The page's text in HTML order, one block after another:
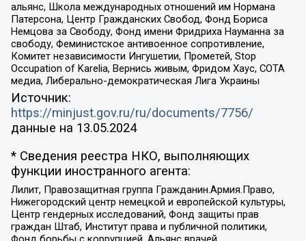
альянс, Школа международных отношений им Нормана
Патерсона, Центр Гражданских Свобод, Фонд Бориса
Немцова за Свободу, Фонд имени Фридриха Науманна за
свободу, Феминистское антивоенное сопротивление,
Комитет независимости Ингушетии, Прометей, Stop
Occupation of Karelia, Вернись живым, Фридом Хаус, СОТА
медиа, Либерально-демократическая Лига Украины
Источник:
https://minjust.gov.ru/ru/documents/7756/
данные на 13.05.2024
* Сведения реестра НКО, выполняющих
функции иностранного агента:
Лилит, Правозащитная группа Гражданин.Армия.Право,
Нижегородский центр немецкой и европейской культуры,
Центр гендерных исследований, Фонд защиты прав
граждан Штаб, Институт права и публичной политики,